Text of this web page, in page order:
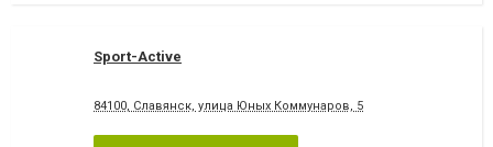
Sport-Active
84100, Славянск, улица Юных Коммунаров, 5